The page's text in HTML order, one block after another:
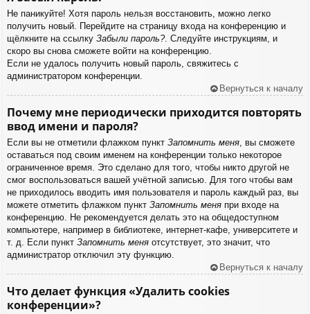
Не паникуйте! Хотя пароль нельзя восстановить, можно легко
получить новый. Перейдите на страницу входа на конференцию и
щёлкните на ссылку Забыли пароль?. Следуйте инструкциям, и
скоро вы снова сможете войти на конференцию.
Если не удалось получить новый пароль, свяжитесь с
администратором конференции.
Вернуться к началу
Почему мне периодически приходится повторять
ввод имени и пароля?
Если вы не отметили флажком пункт Запомнить меня, вы сможете
оставаться под своим именем на конференции только некоторое
ограниченное время. Это сделано для того, чтобы никто другой не
смог воспользоваться вашей учётной записью. Для того чтобы вам
не приходилось вводить имя пользователя и пароль каждый раз, вы
можете отметить флажком пункт Запомнить меня при входе на
конференцию. Не рекомендуется делать это на общедоступном
компьютере, например в библиотеке, интернет-кафе, университете и
т. д. Если пункт Запомнить меня отсутствует, это значит, что
администратор отключил эту функцию.
Вернуться к началу
Что делает функция «Удалить cookies
конференции»?